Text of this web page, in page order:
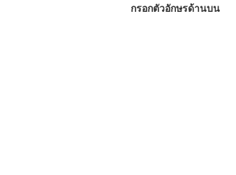
กรอกตัวอักษรด้านบน